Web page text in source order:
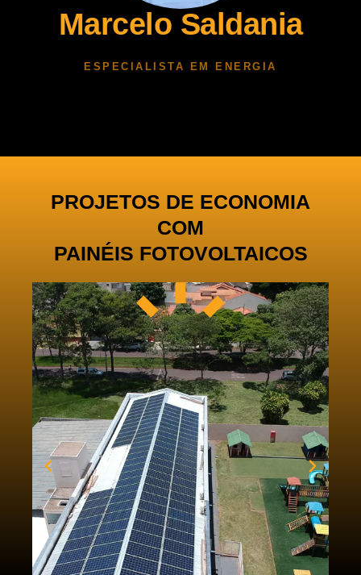
Marcelo Saldania
ESPECIALISTA EM ENERGIA
PROJETOS DE ECONOMIA
COM
PAINÉIS FOTOVOLTAICOS